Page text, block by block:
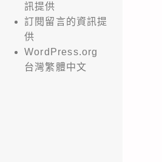
訊提供
訂閱留言的資訊提
供
WordPress.org
台灣繁體中文